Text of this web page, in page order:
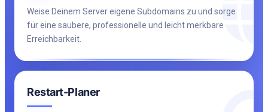
Weise Deinem Server eigene Subdomains zu und sorge
für eine saubere, professionelle und leicht merkbare
Erreichbarkeit.
Restart-Planer